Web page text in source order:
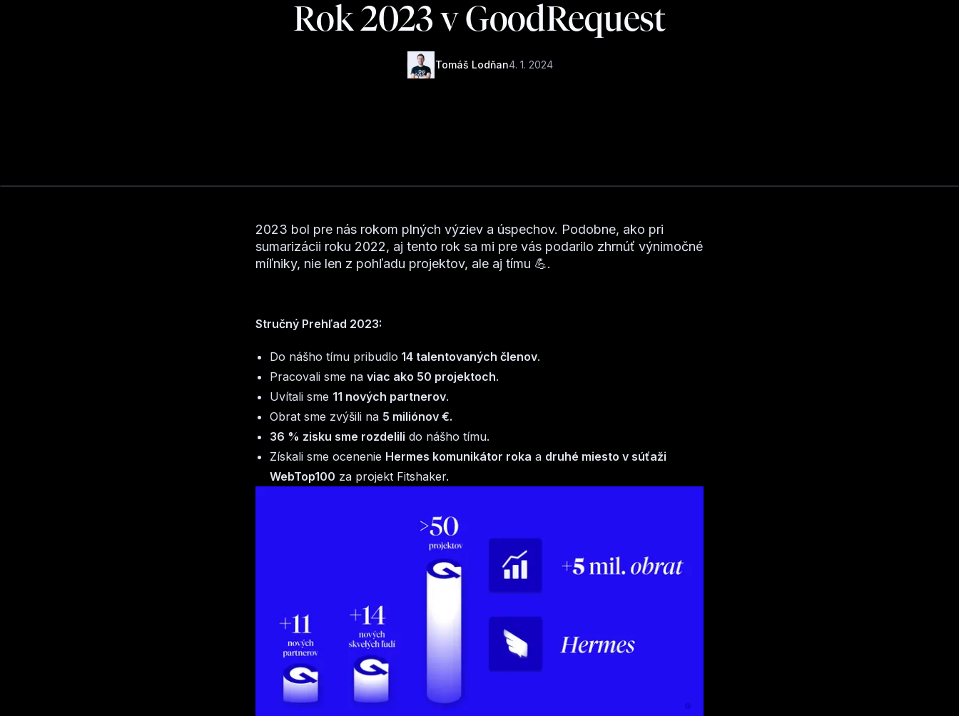
Rok 2023 v GoodRequest
Tomáš Lodňan4. 1. 2024
2023 bol pre nás rokom plných výziev a úspechov. Podobne, ako pri
sumarizácii roku 2022, aj tento rok sa mi pre vás podarilo zhrnúť výnimočné
míľniky, nie len z pohľadu projektov, ale aj tímu 💪.
Stručný Prehľad 2023:
Do nášho tímu pribudlo 14 talentovaných členov.
Pracovali sme na viac ako 50 projektoch.
Uvítali sme 11 nových partnerov.
Obrat sme zvýšili na 5 miliónov €.
36 % zisku sme rozdelili do nášho tímu.
Získali sme ocenenie Hermes komunikátor roka a druhé miesto v súťaži
WebTop100 za projekt Fitshaker.